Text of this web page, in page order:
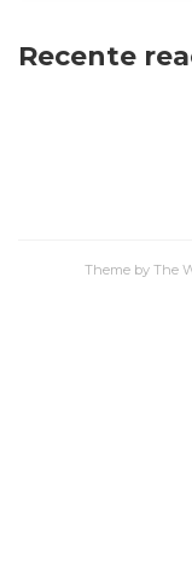
Recente
Theme by The